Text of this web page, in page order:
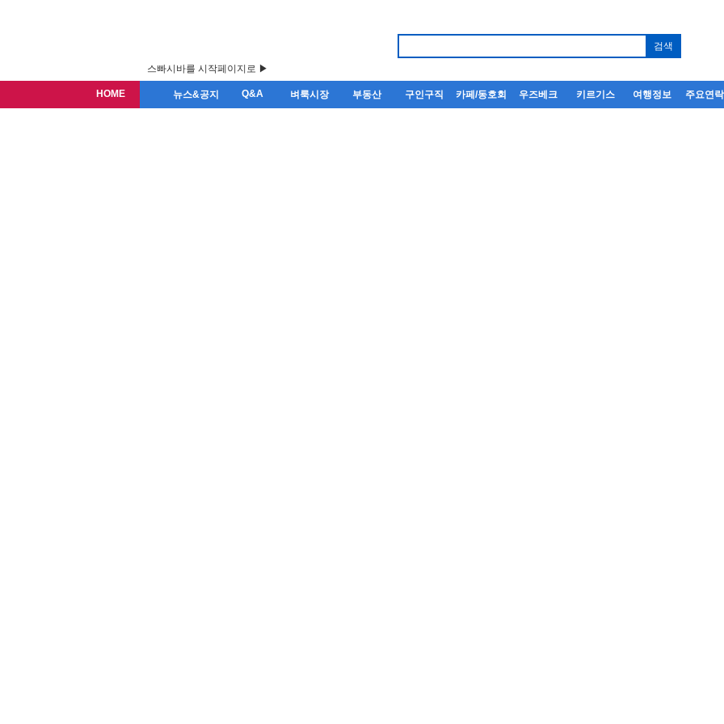
스빠시바를 시작페이지로 ▶
HOME 뉴스&공지 Q&A 벼룩시장 부동산 구인구직 카페/동호회 우즈베크 키르기스 여행정보 주요연